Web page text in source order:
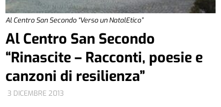
Al Centro San Secondo “Verso un NatalEtico”
3 DICEMBRE 2013
Al Centro San Secondo
“Rinascite – Racconti, poesie e
canzoni di resilienza”